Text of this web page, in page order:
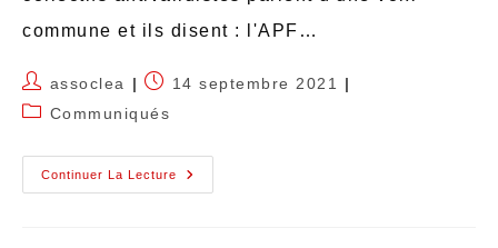
commune et ils disent : l'APF…
assoclea
14 septembre 2021
Communiqués
Continuer La Lecture